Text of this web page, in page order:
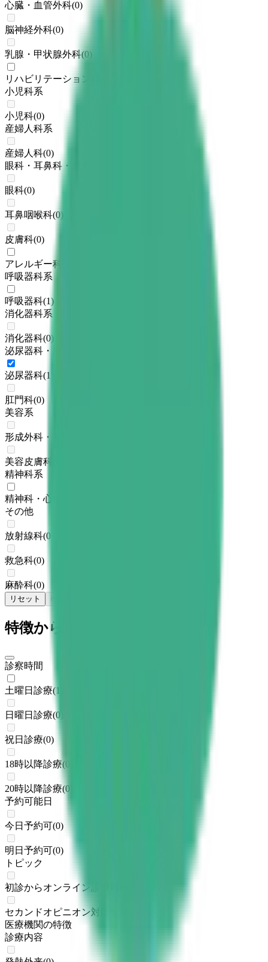
心臓・血管外科(0)
脳神経外科(0)
乳腺・甲状腺外科(0)
リハビリテーション科
小児科系
小児科(0)
産婦人科系
産婦人科(0)
眼科・耳鼻科・皮膚科・アレルギー科系
眼科(0)
耳鼻咽喉科(0)
皮膚科(0)
アレルギー科
呼吸器科系
呼吸器科(1)
消化器科系
消化器科(0)
泌尿器科・肛門科系
泌尿器科(1
肛門科(0)
美容系
形成外科・美容外科
美容皮膚科
精神科系
精神科・心療内科
その他
放射線科(0
救急科(0)
麻酔科(0)
リセット
特徴からさがす
診察時間
土曜日診療(1
日曜日診療(0
祝日診療(0)
18時以降診療(0
20時以降診療(0
予約可能日
今日予約可(0)
明日予約可(0)
トピック
初診からオンライン診療可
セカンドオピニオン対応可能
医療機関の特徴
診療内容